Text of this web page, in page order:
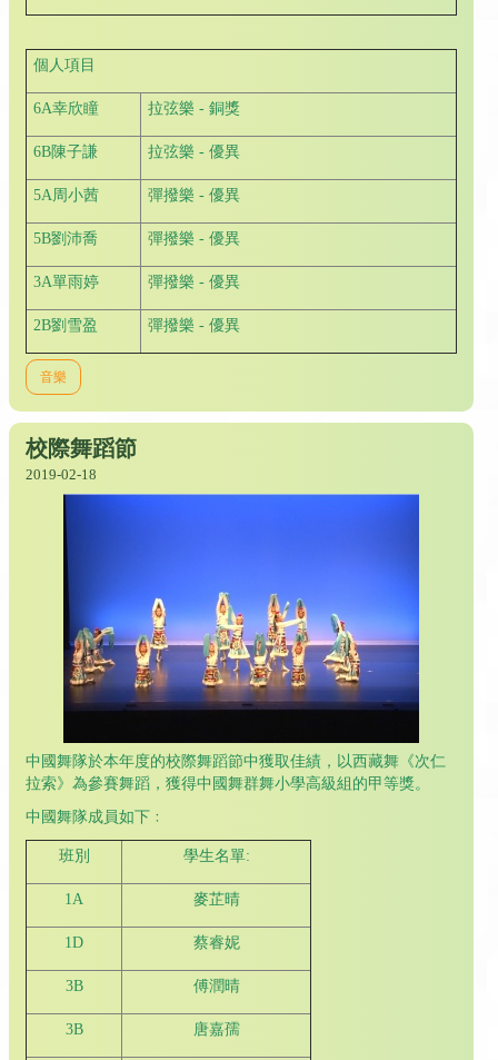
個人項目
6A幸欣瞳 拉弦樂 - 銅獎
6B陳子謙 拉弦樂 - 優異
5A周小茜 彈撥樂 - 優異
5B劉沛喬 彈撥樂 - 優異
3A單雨婷 彈撥樂 - 優異
2B劉雪盈 彈撥樂 - 優異
音樂
校際舞蹈節
2019-02-18
中國舞隊於本年度的校際舞蹈節中獲取佳績，以西藏舞《次仁
拉索》為參賽舞蹈，獲得中國舞群舞小學高級組的甲等獎。
中國舞隊成員如下﹕
班別 學生名單:
1A 麥芷晴
1D 蔡睿妮
3B 傅潤晴
3B 唐嘉孺